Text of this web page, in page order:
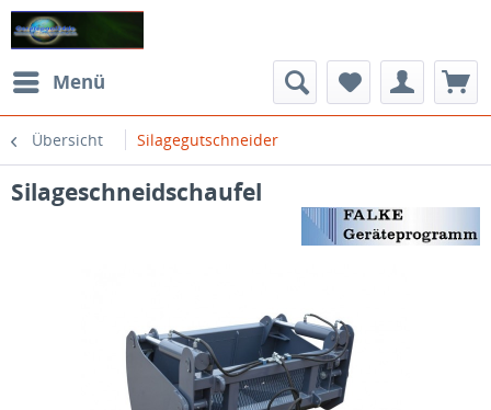
Menü
Übersicht Silagegutschneider
Silageschneidschaufel